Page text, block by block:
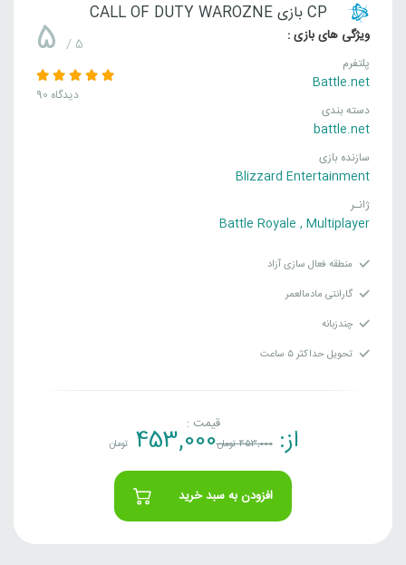
CP بازی CALL OF DUTY WAROZNE
ویژگی های بازی :
پلتفرم
Battle.net
دسته بندی
battle.net
سازنده بازی
Blizzard Entertainment
ژانـر
Battle Royale , Multiplayer
5 / 5
90 دیدگاه
منطقه فعال سازی آزاد
گارانتی مادمالعمر
چندزبانه
تحویل حداکثر ۵ ساعت
قیمت : از:453,000تومان453,000 تومان
افزودن به سبد خرید